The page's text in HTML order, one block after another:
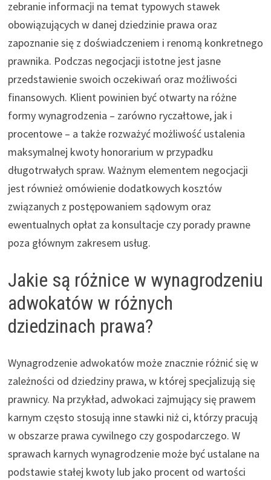
zebranie informacji na temat typowych stawek
obowiązujących w danej dziedzinie prawa oraz
zapoznanie się z doświadczeniem i renomą konkretnego
prawnika. Podczas negocjacji istotne jest jasne
przedstawienie swoich oczekiwań oraz możliwości
finansowych. Klient powinien być otwarty na różne
formy wynagrodzenia – zarówno ryczałtowe, jak i
procentowe – a także rozważyć możliwość ustalenia
maksymalnej kwoty honorarium w przypadku
długotrwałych spraw. Ważnym elementem negocjacji
jest również omówienie dodatkowych kosztów
związanych z postępowaniem sądowym oraz
ewentualnych opłat za konsultacje czy porady prawne
poza głównym zakresem usług.
Jakie są różnice w wynagrodzeniu
adwokatów w różnych
dziedzinach prawa?
Wynagrodzenie adwokatów może znacznie różnić się w
zależności od dziedziny prawa, w której specjalizują się
prawnicy. Na przykład, adwokaci zajmujący się prawem
karnym często stosują inne stawki niż ci, którzy pracują
w obszarze prawa cywilnego czy gospodarczego. W
sprawach karnych wynagrodzenie może być ustalane na
podstawie stałej kwoty lub jako procent od wartości